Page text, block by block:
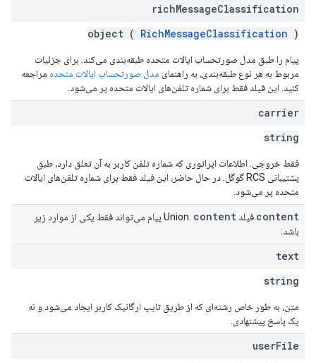
richMessageClassification
object ( RichMessageClassification )
پیام را طبق مدل صورتحساب ایالات متحده طبقه‌بندی می‌کند. برای جزئیات
مربوط به هر نوع طبقه‌بندی، به راهنمای مدل صورتحساب ایالات متحده مراجعه
کنید. این فیلد فقط برای شماره تلفن‌های ایالات متحده پر می‌شود.
carrier
string
فقط خروجی. اطلاعات اپراتوری که شماره تلفن کاربر به آن تعلق دارد، طبق
پشتیبانی RCS گوگل. در حال حاضر، این فیلد فقط برای شماره تلفن‌های ایالات
متحده پر می‌شود.
content فیلد Union. content
پیام می‌تواند فقط یکی از موارد زیر
باشد:
text
string
متن، به طور خاص رشته‌ای که از طریق تایپ ارگانیک کاربر ایجاد می‌شود و نه
یک پاسخ پیشنهادی.
userFile